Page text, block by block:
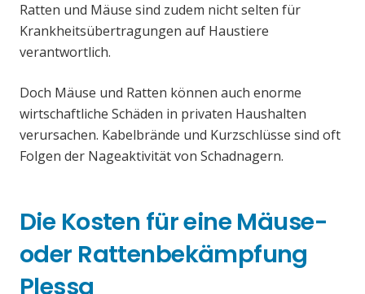
Ratten und Mäuse sind zudem nicht selten für
Krankheitsübertragungen auf Haustiere
verantwortlich.
Doch Mäuse und Ratten können auch enorme
wirtschaftliche Schäden in privaten Haushalten
verursachen. Kabelbrände und Kurzschlüsse sind oft
Folgen der Nageaktivität von Schadnagern.
Die Kosten für eine Mäuse-
oder Rattenbekämpfung
Plessa